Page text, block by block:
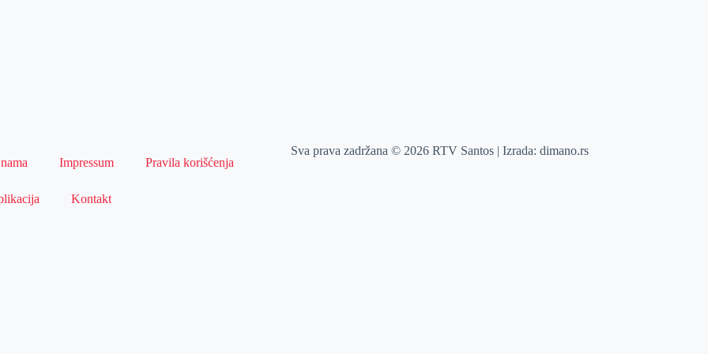
Impressum Pravila korišćenja
Kontakt
Sva prava zadržana © 2026 RTV Santos | Izrada:dimano.rs